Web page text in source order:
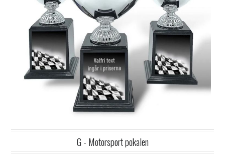
G - Motorsport pokalen